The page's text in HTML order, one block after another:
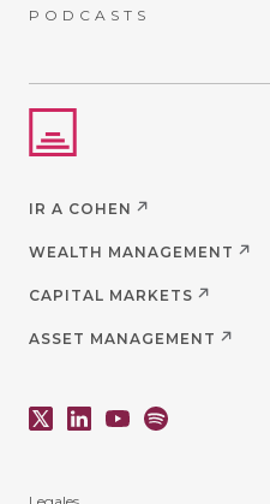
PODCASTS
IR A COHEN
WEALTH MANAGEMENT
CAPITAL MARKETS
ASSET MANAGEMENT